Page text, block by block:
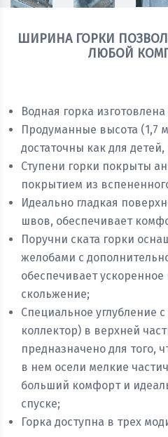
ШИРИНА ГОРКИ
ЛЮБОЙ
Водная горка
Продуманные высота (1,7
достаточны как для
Ступени горки покрыты
покрытием из
Идеально гладкая
швов, обеспечивает
Поручни ската горки
желобами с
обеспечивает
скольжение;
Специальное углубление
коллектор) в верхней
предназначено для того,
в нем осели мелкие
больший комфорт и
спуске;
Горка доступна в трех